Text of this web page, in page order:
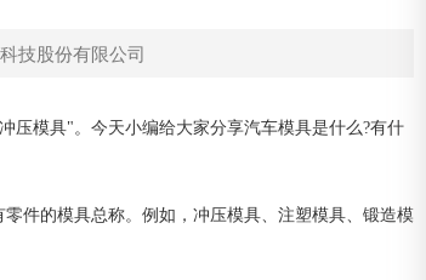
技股份有限公司
压模具"。今天小编给大家分享汽车模具是什么?有什
件的模具总称。例如，冲压模具、注塑模具、锻造模